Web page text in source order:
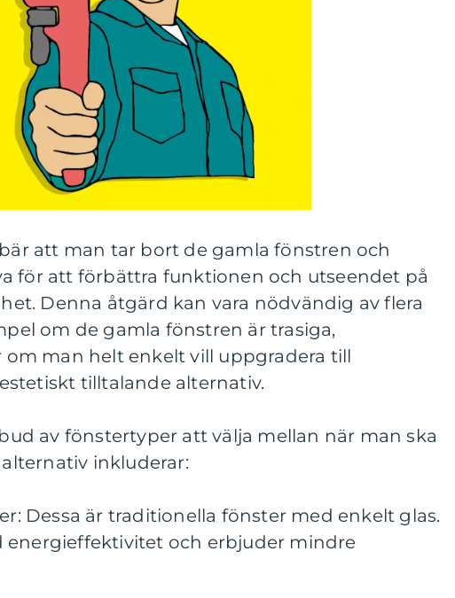
att man tar bort de gamla fönstren och
för att förbättra funktionen och utseendet på
Denna åtgärd kan vara nödvändig av flera
om de gamla fönstren är trasiga,
om man helt enkelt vill uppgradera till
tilltalande alternativ.
av fönstertyper att välja mellan när man ska
inkluderar:
Dessa är traditionella fönster med enkelt glas.
energieffektivitet och erbjuder mindre